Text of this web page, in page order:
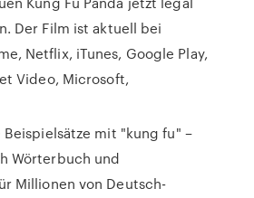
Der Film ist aktuell bei
Netflix, iTunes, Google Play,
Video, Microsoft,
mit "kung fu" –
Wörterbuch und
Millionen von Deutsch-